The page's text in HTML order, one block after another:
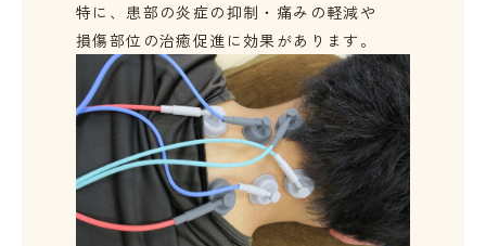
特に、患部の炎症の抑制・痛みの軽減や
損傷部位の治癒促進に効果があります。